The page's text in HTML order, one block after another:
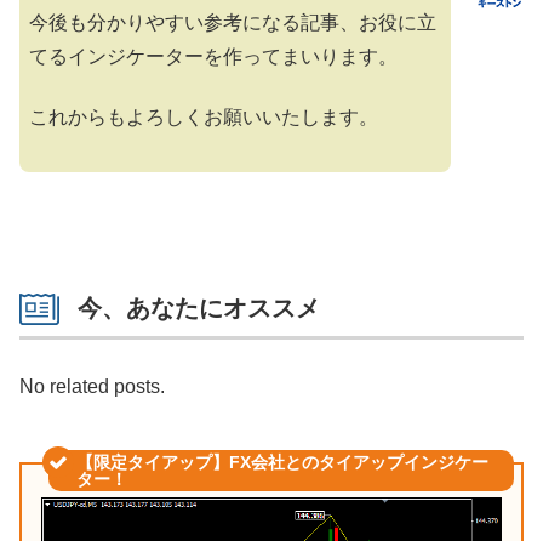
今後も分かりやすい参考になる記事、お役に立
てるインジケーターを作ってまいります。
これからもよろしくお願いいたします。
今、あなたにオススメ
No related posts.
【限定タイアップ】FX会社とのタイアップインジケー
ター！